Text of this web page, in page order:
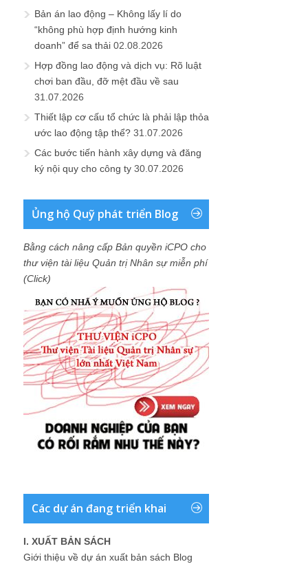
Bản án lao động – Không lấy lí do
“không phù hợp định hướng kinh
doanh” để sa thải 02.08.2026
Hợp đồng lao động và dịch vụ: Rõ luật
chơi ban đầu, đỡ mệt đầu về sau
31.07.2026
Thiết lập cơ cấu tổ chức là phải lập thỏa
ước lao động tập thể? 31.07.2026
Các bước tiến hành xây dựng và đăng
ký nội quy cho công ty 30.07.2026
Ủng hộ Quỹ phát triển Blog
Bằng cách nâng cấp Bản quyền iCPO cho
thư viện tài liệu Quản trị Nhân sự miễn phí
(Click)
Các dự án đang triển khai
I. XUẤT BẢN SÁCH
Giới thiệu về dự án xuất bản sách Blog